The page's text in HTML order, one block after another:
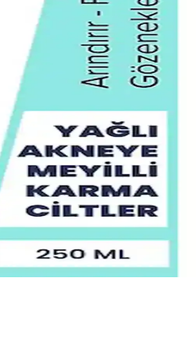
azaltır. Hassas ciltler için uygun,
ciltte tahriş riskini en aza indirir.
bakım önemli.
yardımcı olur.
cilt sağlığını destekler.